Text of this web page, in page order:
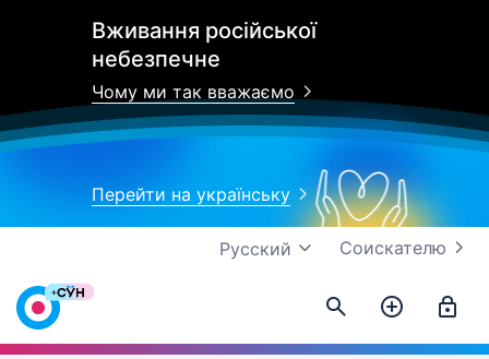
Вживання російської
небезпечне
Чому ми так вважаємо
Перейти на українську
Соискателю
Русский